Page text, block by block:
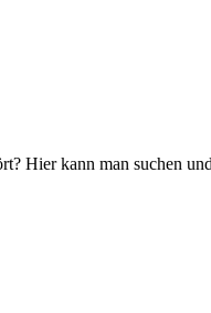
Hier kann man suchen